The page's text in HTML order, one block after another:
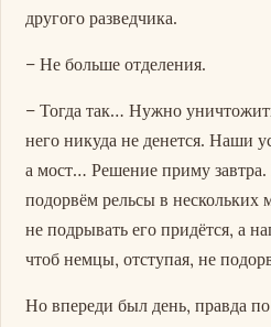
другого разведчика.
– Не больше отделения.
– Тогда так… Нужно
него никуда не денется. Наши
а мост… Решение приму
подорвём рельсы в нескольких
не подрывать его придётся, а
чтоб немцы, отступая, не
Но впереди был день, правда